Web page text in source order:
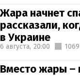
Жара начнет
рассказали,
в Украине
6 августа, 20:00 1069
Вместо жары –